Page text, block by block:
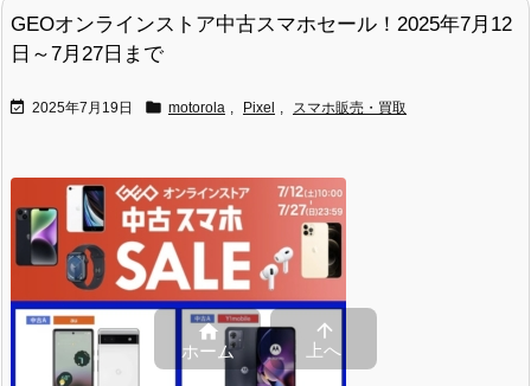
GEOオンラインストア中古スマホセール！2025年7月12
日～7月27日まで
 2025年7月19日  motorola Pixel スマホ販売・買取

ホーム

上へ